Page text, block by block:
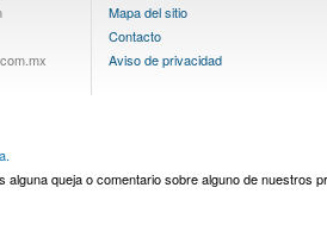
Mapa del sitio
Contacto
Aviso de privacidad
alguna queja o comentario sobre alguno de nuestros